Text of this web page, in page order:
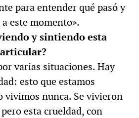
para entender qué pasó y
este momento».
y sintiendo esta
varias situaciones. Hay
esto que estamos
vivimos nunca. Se vivieron
esta crueldad, con